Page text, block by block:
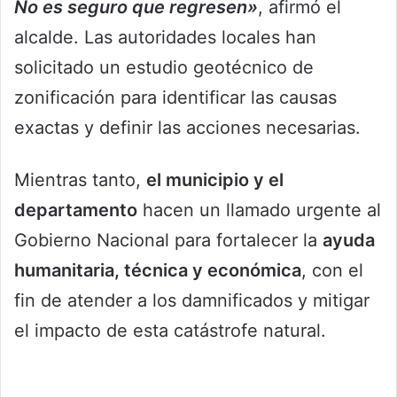
No es seguro que regresen», afirmó el
alcalde. Las autoridades locales han
solicitado un estudio geotécnico de
zonificación para identificar las causas
exactas y definir las acciones necesarias.
Mientras tanto, el municipio y el
departamento hacen un llamado urgente al
Gobierno Nacional para fortalecer la ayuda
humanitaria, técnica y económica, con el
fin de atender a los damnificados y mitigar
el impacto de esta catástrofe natural.